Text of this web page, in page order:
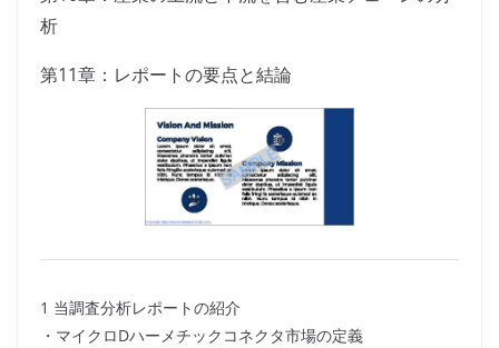
析
第11章：レポートの要点と結論
1 当調査分析レポートの紹介
・マイクロDハーメチックコネクタ市場の定義